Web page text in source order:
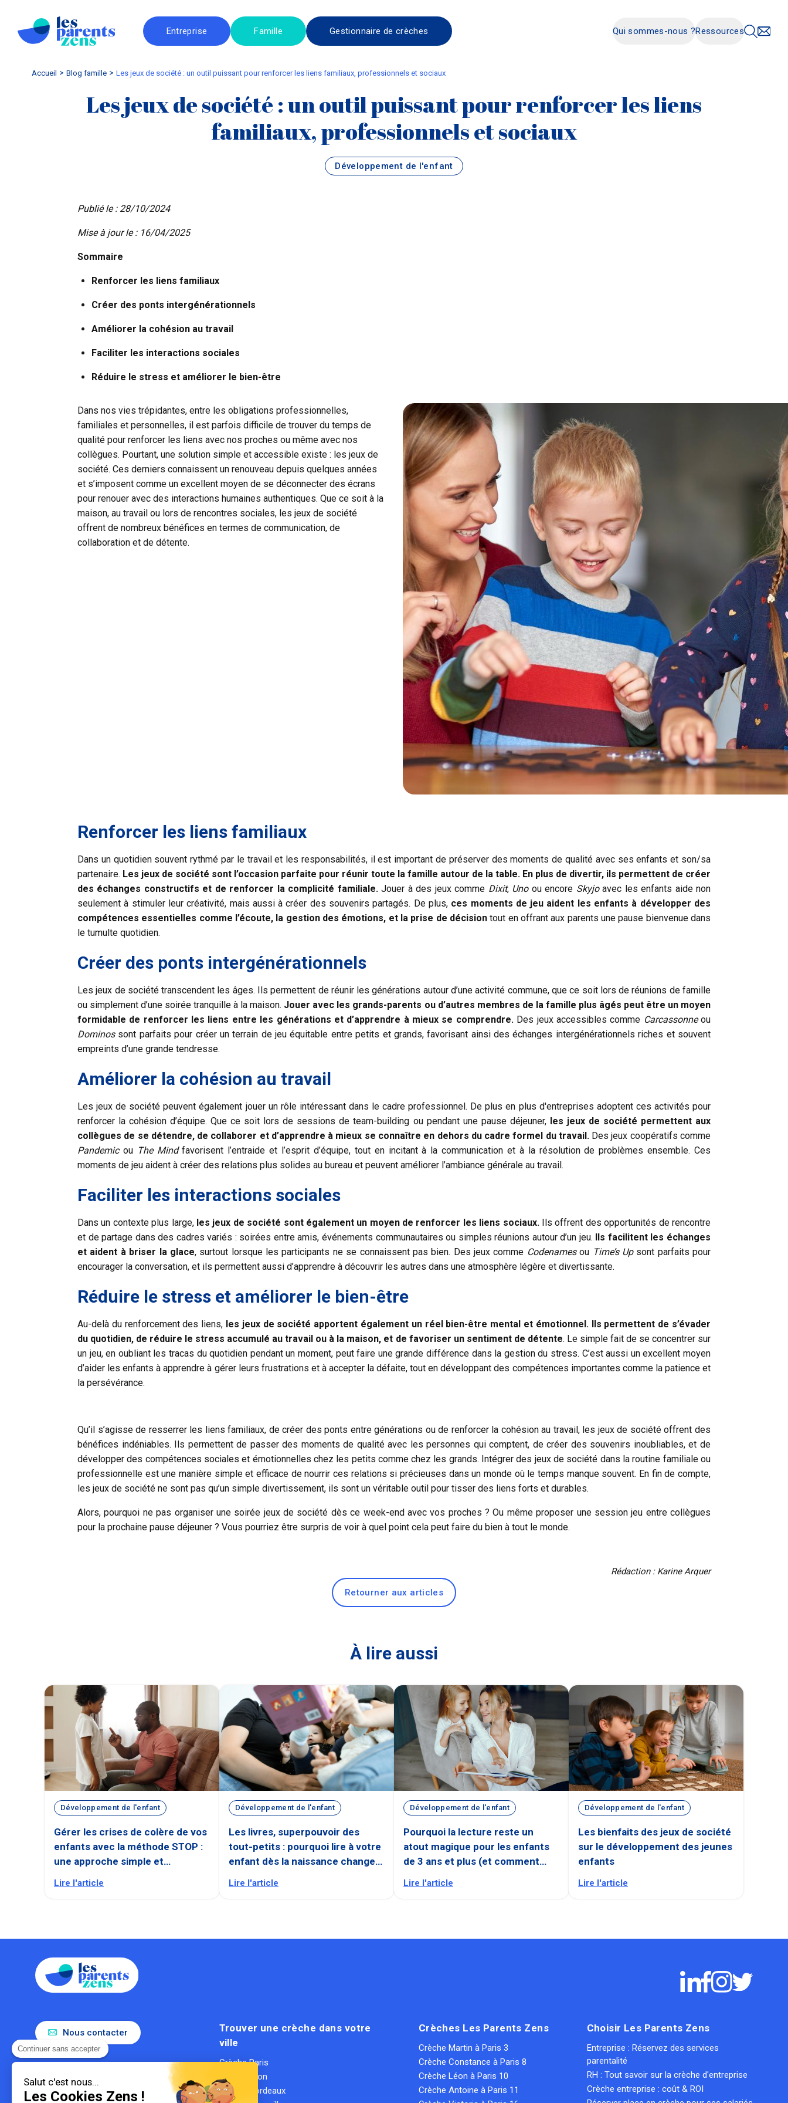
Continuer sans accepter
Salut c'est nous...
Les Cookies Zens !
Entreprise Famille Gestionnaire de crèches Qui sommes-nous ?Ressources
Accueil blog famille Les jeux de société : un outil puissant pour renforcer les liens familiaux, professionnels et sociaux
Les jeux de société : un outil puissant pour renforcer les liens
familiaux, professionnels et sociaux
Développement de l'enfant
Publié le : 28/10/2024
Mise à jour le : 16/04/2025
Sommaire
Renforcer les liens familiaux
Créer des ponts intergénérationnels
Améliorer la cohésion au travail
Faciliter les interactions sociales
Réduire le stress et améliorer le bien-être
Dans nos vies trépidantes, entre les obligations professionnelles,
familiales et personnelles, il est parfois difficile de trouver du temps de
qualité pour renforcer les liens avec nos proches ou même avec nos
collègues. Pourtant, une solution simple et accessible existe : les jeux de
société. Ces derniers connaissent un renouveau depuis quelques années
et s’imposent comme un excellent moyen de se déconnecter des écrans
pour renouer avec des interactions humaines authentiques. Que ce soit à la
maison, au travail ou lors de rencontres sociales, les jeux de société
offrent de nombreux bénéfices en termes de communication, de
collaboration et de détente.
Renforcer les liens familiaux
Dans un quotidien souvent rythmé par le travail et les responsabilités, il est important de préserver des moments de qualité avec ses enfants et son/sa
partenaire. Les jeux de société sont l’occasion parfaite pour réunir toute la famille autour de la table. En plus de divertir, ils permettent de créer
des échanges constructifs et de renforcer la complicité familiale.Jouer à des jeux comme Dixit, Unoou encore Skyjoavec les enfants aide non
seulement à stimuler leur créativité, mais aussi à créer des souvenirs partagés. De plus, ces moments de jeu aident les enfants à développer des
compétences essentielles comme l’écoute, la gestion des émotions, et la prise de décisiontout en offrant aux parents une pause bienvenue dans
le tumulte quotidien.
Créer des ponts intergénérationnels
Les jeux de société transcendent les âges. Ils permettent de réunir les générations autour d’une activité commune, que ce soit lors de réunions de famille
ou simplement d’une soirée tranquille à la maison. Jouer avec les grands-parents ou d’autres membres de la famille plus âgés peut être un moyen
formidable de renforcer les liens entre les générations et d’apprendre à mieux se comprendre.Des jeux accessibles comme Carcassonneou
Dominossont parfaits pour créer un terrain de jeu équitable entre petits et grands, favorisant ainsi des échanges intergénérationnels riches et souvent
empreints d’une grande tendresse.
Améliorer la cohésion au travail
Les jeux de société peuvent également jouer un rôle intéressant dans le cadre professionnel. De plus en plus d'entreprises adoptent ces activités pour
renforcer la cohésion d’équipe. Que ce soit lors de sessions de team-building ou pendant une pause déjeuner, les jeux de société permettent aux
collègues de se détendre, de collaborer et d’apprendre à mieux se connaître en dehors du cadre formel du travail. Des jeux coopératifs comme
Pandemicou The Mindfavorisent l’entraide et l’esprit d’équipe, tout en incitant à la communication et à la résolution de problèmes ensemble. Ces
moments de jeu aident à créer des relations plus solides au bureau et peuvent améliorer l’ambiance générale au travail.
Faciliter les interactions sociales
Dans un contexte plus large, les jeux de société sont également un moyen de renforcer les liens sociaux.Ils offrent des opportunités de rencontre
et de partage dans des cadres variés : soirées entre amis, événements communautaires ou simples réunions autour d’un jeu. Ils facilitent les échanges
et aident à briser la glace, surtout lorsque les participants ne se connaissent pas bien. Des jeux comme Codenamesou Time’s Upsont parfaits pour
encourager la conversation, et ils permettent aussi d’apprendre à découvrir les autres dans une atmosphère légère et divertissante.
Réduire le stress et améliorer le bien-être
Au-delà du renforcement des liens, les jeux de société apportent également un réel bien-être mental et émotionnel. Ils permettent de s’évader
du quotidien, de réduire le stress accumulé au travail ou à la maison, et de favoriser un sentiment de détente. Le simple fait de se concentrer sur
un jeu, en oubliant les tracas du quotidien pendant un moment, peut faire une grande différence dans la gestion du stress. C’est aussi un excellent moyen
d’aider les enfants à apprendre à gérer leurs frustrations et à accepter la défaite, tout en développant des compétences importantes comme la patience et
la persévérance.
Qu’il s’agisse de resserrer les liens familiaux, de créer des ponts entre générations ou de renforcer la cohésion au travail, les jeux de société offrent des
bénéfices indéniables. Ils permettent de passer des moments de qualité avec les personnes qui comptent, de créer des souvenirs inoubliables, et de
développer des compétences sociales et émotionnelles chez les petits comme chez les grands. Intégrer des jeux de société dans la routine familiale ou
professionnelle est une manière simple et efficace de nourrir ces relations si précieuses dans un monde où le temps manque souvent. En fin de compte,
les jeux de société ne sont pas qu’un simple divertissement, ils sont un véritable outil pour tisser des liens forts et durables.
Alors, pourquoi ne pas organiser une soirée jeux de société dès ce week-end avec vos proches ? Ou même proposer une session jeu entre collègues
pour la prochaine pause déjeuner ? Vous pourriez être surpris de voir à quel point cela peut faire du bien à tout le monde.
Rédaction : Karine Arquer
Retourner aux articles
À lire aussi
Développement de l'enfant
Gérer les crises de colère de vos
enfants avec la méthode STOP :
une approche simple et
Lire l'article
Développement de l'enfant
Les livres, superpouvoir des
tout-petits : pourquoi lire à votre
enfant dès la naissance change
Lire l'article
Développement de l'enfant
Pourquoi la lecture reste un
atout magique pour les enfants
de 3 ans et plus (et comment
Lire l'article
Développement de l'enfant
Les bienfaits des jeux de société
sur le développement des jeunes
enfants
Lire l'article
Nous contacter
Le référent de la parentalité en
entreprise
Gestionnaire de crèches
1ère entreprise du secteur des
Trouver une crèche dans votre
ville
Crèche Paris
Crèche Lyon
Crèche Bordeaux
Crèches Les Parents Zens
Crèche Martin à Paris 3
Crèche Constance à Paris 8
Crèche Léon à Paris 10
Crèche Antoine à Paris 11
Choisir Les Parents Zens
Entreprise : Réservez des services
parentalité
RH : Tout savoir sur la crèche d'entreprise
Crèche entreprise : coût & ROI